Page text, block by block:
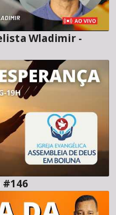
Wladimir -
A Voz da Esperança #146